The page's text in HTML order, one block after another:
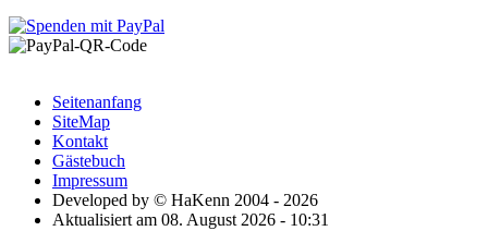
Seitenanfang
SiteMap
Kontakt
Gästebuch
Impressum
Developed by © HaKenn 2004 - 2026
Aktualisiert am 08. August 2026 - 10:31